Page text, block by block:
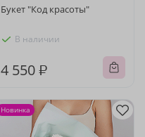
Букет "Код красоты"
В наличии
4 550 ₽
Новинка